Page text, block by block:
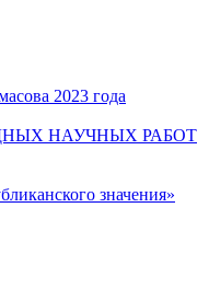
2023 года
НАУЧНЫХ РАБОТ
значения»